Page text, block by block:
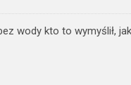
wody kto to wymyślił,